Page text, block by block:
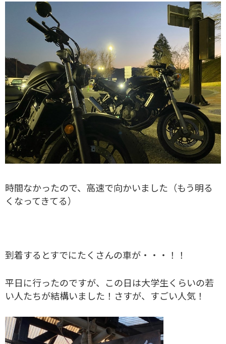
時間なかったので、高速で向かいました（もう明る
くなってきてる）
到着するとすでにたくさんの車が・・・！！
平日に行ったのですが、この日は大学生くらいの若
い人たちが結構いました！さすが、すごい人気！